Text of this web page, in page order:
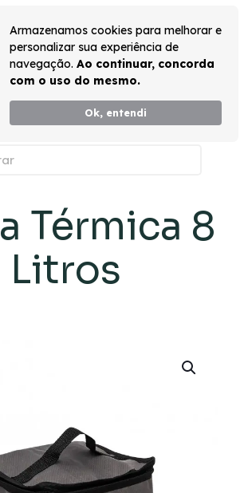
Armazenamos cookies para melhorar e
personalizar sua experiência de
navegação. Ao continuar, concorda
com o uso do mesmo.
Ok, entendi
Térmica 8
Litros